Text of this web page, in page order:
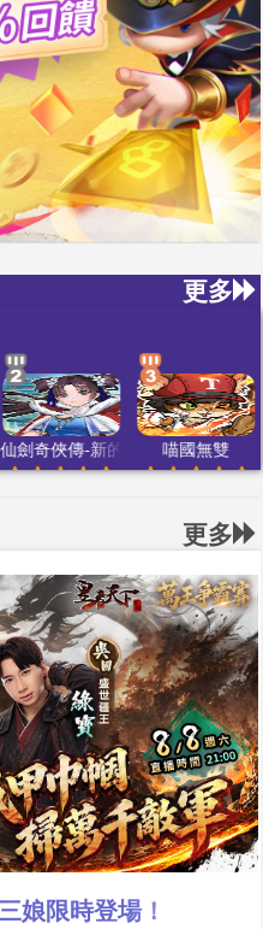
更多
始 喵國無雙 烈焰沙場
更多
娘限時登場！